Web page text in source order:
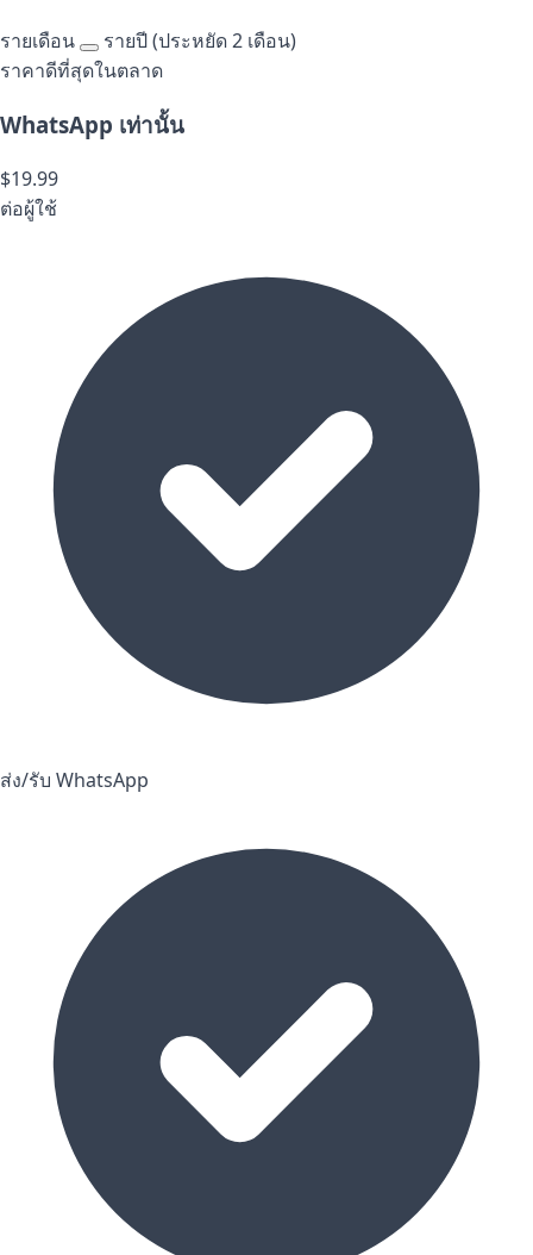
รายเดือน รายปี(ประหยัด 2 เดือน)
ราคาดีที่สุดในตลาด
WhatsApp เท่านั้น
$19.99
ต่อผู้ใช้
ส่ง/รับ WhatsApp